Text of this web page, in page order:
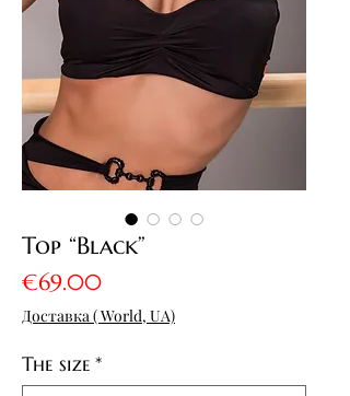
Top “Black”
€69.00Price
Доставка ( World, UA)
The size *